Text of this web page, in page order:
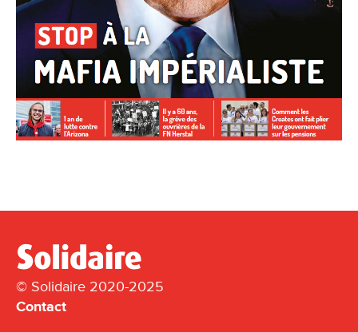
© Solidaire 2020-2025
Contact